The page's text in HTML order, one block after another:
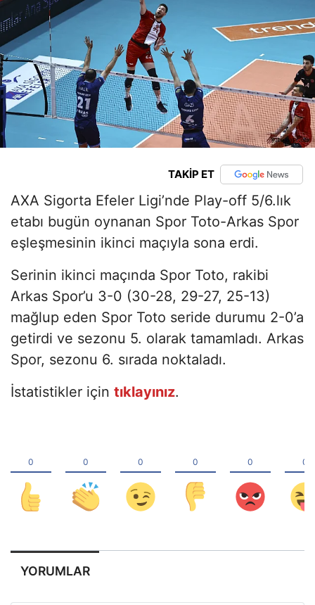
TAKİP ET
AXA Sigorta Efeler Ligi’nde Play-off 5/6.lık
etabı bugün oynanan Spor Toto-Arkas Spor
eşleşmesinin ikinci maçıyla sona erdi.
Serinin ikinci maçında Spor Toto, rakibi
Arkas Spor’u 3-0 (30-28, 29-27, 25-13)
mağlup eden Spor Toto seride durumu 2-0’a
getirdi ve sezonu 5. olarak tamamladı. Arkas
Spor, sezonu 6. sırada noktaladı.
İstatistikler için tıklayınız.
YORUMLAR